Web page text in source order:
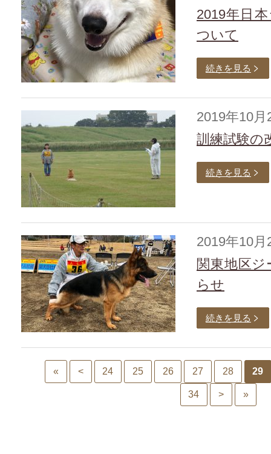
2019年日
ついて
続きを見る
2019年10月
訓練試験の
続きを見る
2019年10月
関東地区
らせ
続きを見る
« < 24 25 26 27 28 29
34 > »